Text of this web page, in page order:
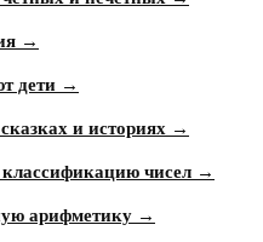
→
дети →
и историях →
чисел →
арифметику →